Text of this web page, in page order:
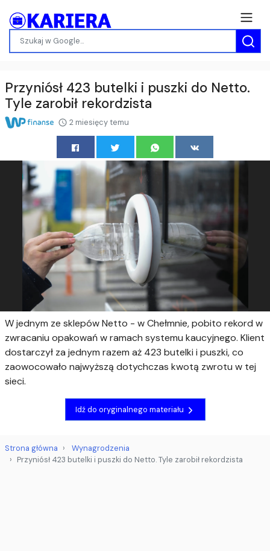
Przyniósł 423 butelki i puszki do Netto.
Tyle zarobił rekordzista
2 miesięcy temu
W jednym ze sklepów Netto - w Chełmnie, pobito rekord w
zwracaniu opakowań w ramach systemu kaucyjnego. Klient
dostarczył za jednym razem aż 423 butelki i puszki, co
zaowocowało najwyższą dotychczas kwotą zwrotu w tej
sieci.
Idź do oryginalnego materiału
Strona główna
Wynagrodzenia
Przyniósł 423 butelki i puszki do Netto. Tyle zarobił rekordzista